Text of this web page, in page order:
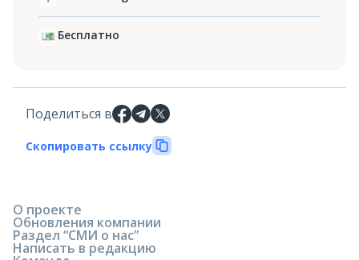
Бесплатно
Поделиться в
Скопировать ссылку
О проекте
Обновления компании
Раздел “СМИ о нас”
Написать в редакцию